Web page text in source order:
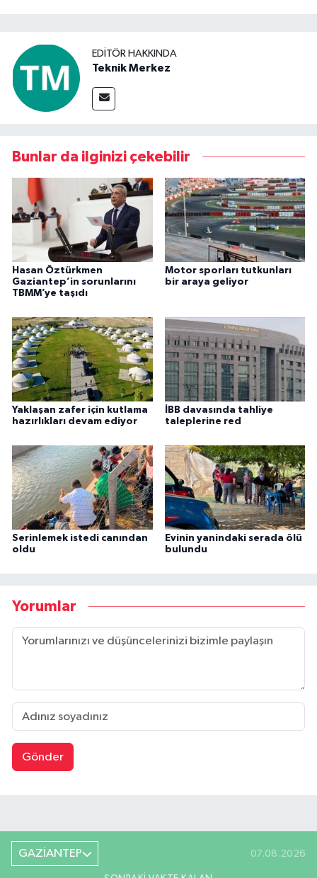
EDITÖR HAKKINDA
Teknik Merkez
Bunlar da ilginizi çekebilir
Hasan Öztürkmen
Gaziantep’in sorunlarını
TBMM’ye taşıdı
Motor sporları tutkunları
bir araya geliyor
Yaklaşan zafer için kutlama
hazırlıkları devam ediyor
İBB davasında tahliye
taleplerine red
Serinlemek istedi canından
oldu
Evinin yanindaki serada ölü
bulundu
Yorumlar
Gönder
GAZİANTEP 07.08.2026